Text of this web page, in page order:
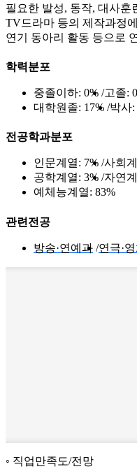
필요한 발성, 동작, 대사훈
TV드라마 등의 제작과정
연기 동아리 활동 등으로
학력분포
중졸이하: 0% 고졸:
대학원졸: 17% 박사:
전공학과분포
인문계열: 7% 사회
공학계열: 3% 자연
예체능계열: 83%
관련전공
방송·연예과 연극·
직업만족도/전망